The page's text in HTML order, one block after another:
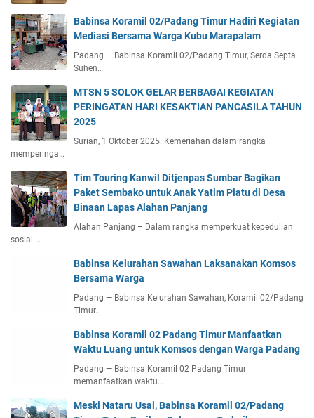
Babinsa Koramil 02/Padang Timur Hadiri Kegiatan
Mediasi Bersama Warga Kubu Marapalam
Padang — Babinsa Koramil 02/Padang Timur, Serda Septa
Suhen…
MTSN 5 SOLOK GELAR BERBAGAI KEGIATAN
PERINGATAN HARI KESAKTIAN PANCASILA TAHUN
2025
Surian, 1 Oktober 2025. Kemeriahan dalam rangka
memperinga…
Tim Touring Kanwil Ditjenpas Sumbar Bagikan
Paket Sembako untuk Anak Yatim Piatu di Desa
Binaan Lapas Alahan Panjang
Alahan Panjang – Dalam rangka memperkuat kepedulian
sosial …
Babinsa Kelurahan Sawahan Laksanakan Komsos
Bersama Warga
Padang — Babinsa Kelurahan Sawahan, Koramil 02/Padang
Timur…
Babinsa Koramil 02 Padang Timur Manfaatkan
Waktu Luang untuk Komsos dengan Warga Padang
Padang — Babinsa Koramil 02 Padang Timur
memanfaatkan waktu…
Meski Nataru Usai, Babinsa Koramil 02/Padang